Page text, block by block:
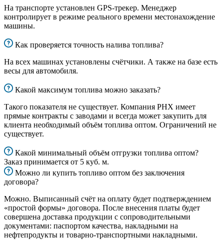
На транспорте установлен GPS-трекер. Менеджер
контролирует в режиме реального времени местонахождение
машины.
Как проверяется точность налива топлива?
На всех машинах установлены счётчики. А также на базе есть
весы для автомобиля.
Какой максимум топлива можно заказать?
Такого показателя не существует. Компания РНХ имеет
прямые контракты с заводами и всегда может закупить для
клиента необходимый объём топлива оптом. Ограничений не
существует.
Какой минимальный объём отгрузки топлива оптом?
Заказ принимается от 5 куб. м.
Можно ли купить топливо оптом без заключения
договора?
Можно. Выписанный счёт на оплату будет подтверждением
«простой формы» договора. После внесения платы будет
совершена доставка продукции с сопроводительными
документами: паспортом качества, накладными на
нефтепродукты и товарно-транспортными накладными.